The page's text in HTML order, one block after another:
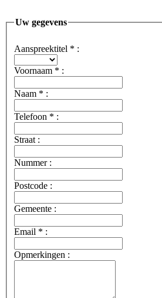
Uw gegevens
Aanspreektitel * :
Voornaam * :
Naam * :
Telefoon * :
Straat :
Nummer :
Postcode :
Gemeente :
Email * :
Opmerkingen :